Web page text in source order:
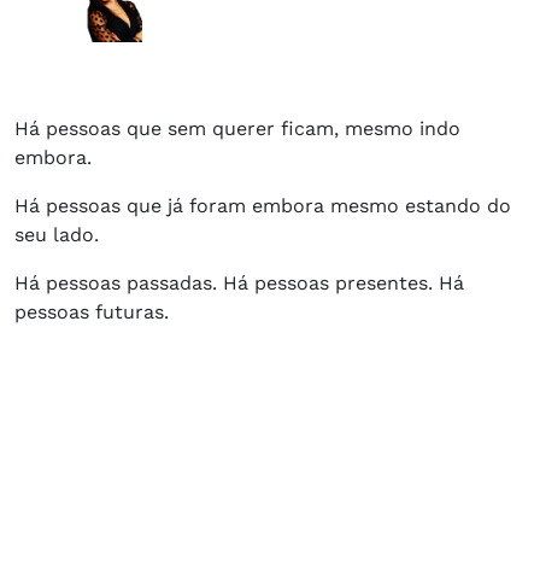
Há pessoas que sem querer ficam, mesmo indo
embora.
Há pessoas que já foram embora mesmo estando do
seu lado.
Há pessoas passadas. Há pessoas presentes. Há
pessoas futuras.